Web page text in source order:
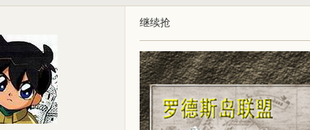
继续抢